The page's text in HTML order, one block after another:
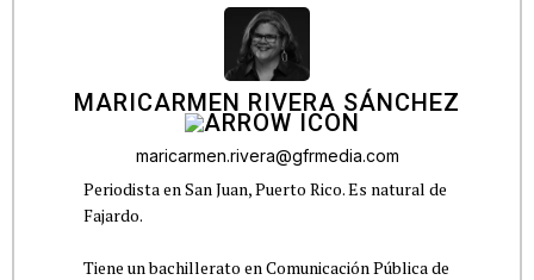
MARICARMEN RIVERA SÁNCHEZ
maricarmen.rivera@gfrmedia.com
Periodista en San Juan, Puerto Rico. Es natural de
Fajardo.
Tiene un bachillerato en Comunicación Pública de